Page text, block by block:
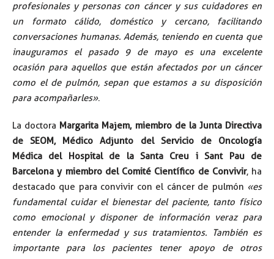
profesionales y personas con cáncer y sus cuidadores en
un formato cálido, doméstico y cercano, facilitando
conversaciones humanas. Además, teniendo en cuenta que
inauguramos el pasado 9 de mayo es una excelente
ocasión para aquellos que están afectados por un cáncer
como el de pulmón, sepan que estamos a su disposición
para acompañarles».
La doctora Margarita Majem, miembro de la Junta Directiva
de SEOM, Médico Adjunto del Servicio de Oncología
Médica del Hospital de la Santa Creu i Sant Pau de
Barcelona y miembro del Comité Científico de Convivir, ha
destacado que para convivir con el cáncer de pulmón «es
fundamental cuidar el bienestar del paciente, tanto físico
como emocional y disponer de información veraz para
entender la enfermedad y sus tratamientos. También es
importante para los pacientes tener apoyo de otros